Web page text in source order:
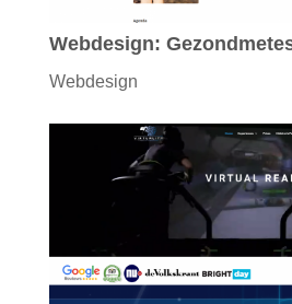
Webdesign:
Webdesign